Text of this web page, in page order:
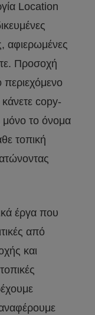
Location
αφιερωμένες
Προσοχή
copy-
μόνο το όνομα
τοπική
έργα που
από
και